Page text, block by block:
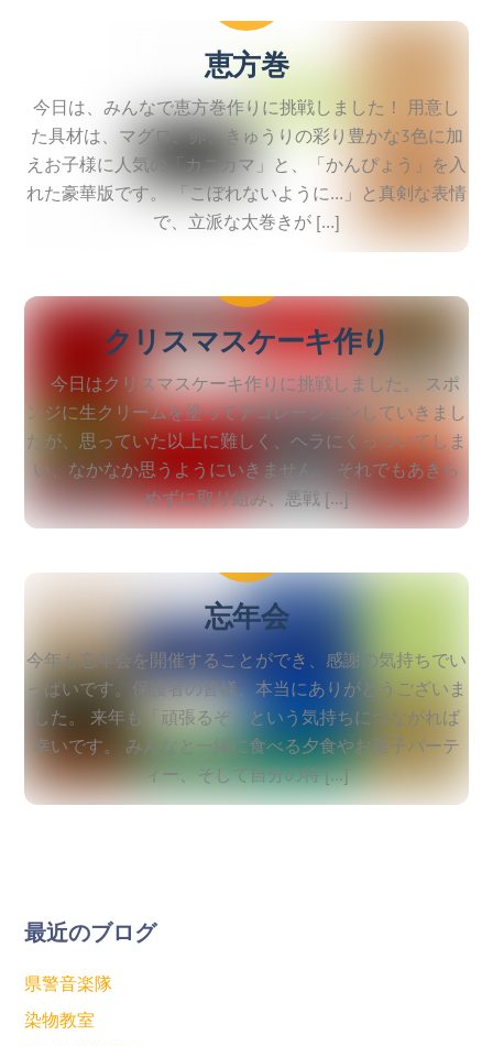
恵方巻
今日は、みんなで恵方巻作りに挑戦しました！ 用意し
た具材は、マグロ、卵、きゅうりの彩り豊かな3色に加
えお子様に人気の「カニカマ」と、「かんぴょう」を入
れた豪華版です。 「こぼれないように…」と真剣な表情
で、立派な太巻きが […]
クリスマスケーキ作り
今日はクリスマスケーキ作りに挑戦しました。 スポ
ンジに生クリームを塗ってデコレーションしていきまし
たが、思っていた以上に難しく、ヘラにくっついてしま
い、なかなか思うようにいきません。 それでもあきら
めずに取り組み、悪戦 […]
2025
12
忘年会
今年も忘年会を開催することができ、感謝の気持ちでい
っぱいです。保護者の皆様、本当にありがとうございま
した。 来年も「頑張るぞ」という気持ちにつながれば
幸いです。 みんなと一緒に食べる夕食やお菓子パーテ
ィー、そして自分の特 […]
最近のブログ
県警音楽隊
染物教室